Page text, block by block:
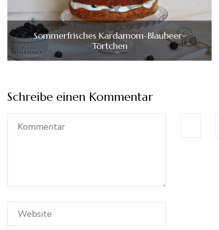
Sommerfrisches Kardamom-Blaubeer-
Törtchen
Schreibe einen Kommentar